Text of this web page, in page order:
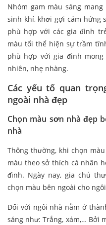
Nhóm gam màu sáng
sinh khí, khơi gợi cảm hứng
phù hợp với các gia đình
màu tối thể hiện sự trầm
phù hợp với gia đình
nhiên, nhẹ nhàng.
Các yếu tố quan
ngoài nhà đẹp
Chọn màu sơn nhà đẹp
nhà
Thông thường, khi chọn
màu theo sở thích cá nhân
đình. Ngày nay, gia chủ
chọn màu bên ngoài cho
Đối với ngôi nhà nằm ở
sáng như: Trắng, xám,… Bởi